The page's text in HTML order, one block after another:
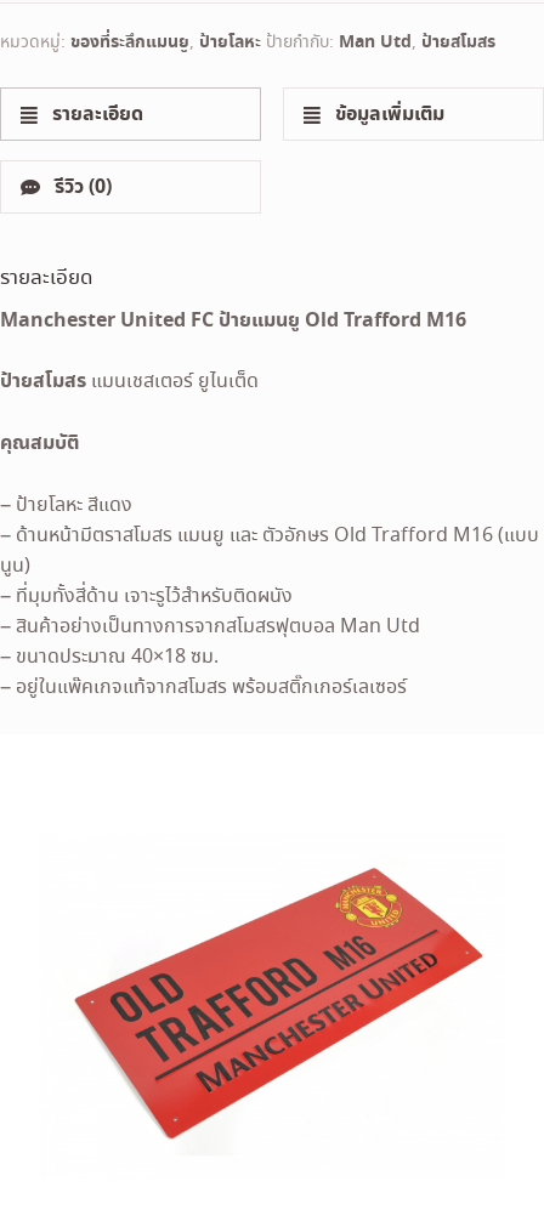
หมวดหมู่: ของที่ระลึกแมนยู, ป้ายโลหะ ป้ายกำกับ: Man Utd, ป้ายสโมสร
รายละเอียด ข้อมูลเพิ่มเติม
รีวิว (0)
รายละเอียด
Manchester United FC ป้ายแมนยู Old Trafford M16
ป้ายสโมสร แมนเชสเตอร์ ยูไนเต็ด
คุณสมบัติ
– ป้ายโลหะ สีแดง
– ด้านหน้ามีตราสโมสร แมนยู และ ตัวอักษร Old Trafford M16 (แบบ
นูน)
– ที่มุมทั้งสี่ด้าน เจาะรูไว้สำหรับติดผนัง
– สินค้าอย่างเป็นทางการจากสโมสรฟุตบอล Man Utd
– ขนาดประมาณ 40×18 ซม.
– อยู่ในแพ๊คเกจแท้จากสโมสร พร้อมสติ๊กเกอร์เลเซอร์